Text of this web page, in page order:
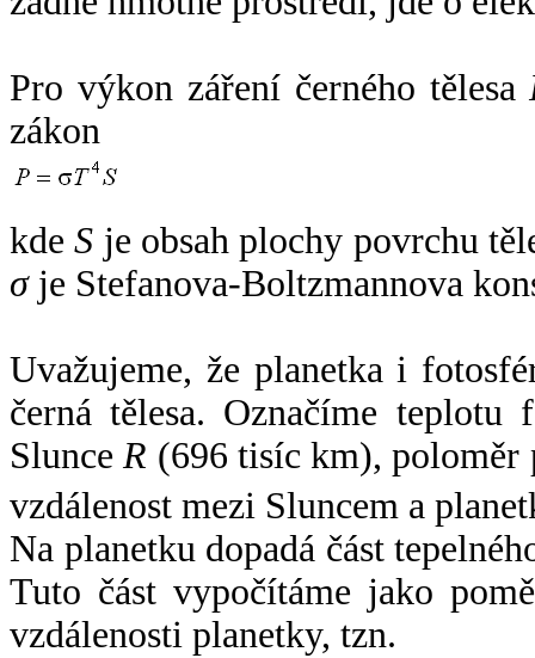
Pro výkon záření černého tělesa
zákon
kdeS je obsah plochy povrchu
σje Stefanova-Boltzmannova
Uvažujeme, že planetka i
černá tělesa. Označíme
SlunceR (696 tisíc km),
vzdálenost mezi Sluncem a
Na planetku dopadá část
Tuto část vypočítáme jako
vzdálenosti planetky, tzn.